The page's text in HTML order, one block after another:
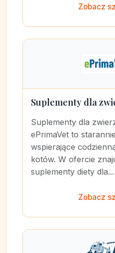
Zobacz
Suplementy dla
Suplementy dla
ePrimaVet to
wspierające
kotów. W ofercie
suplementy diety dla...
Zobacz